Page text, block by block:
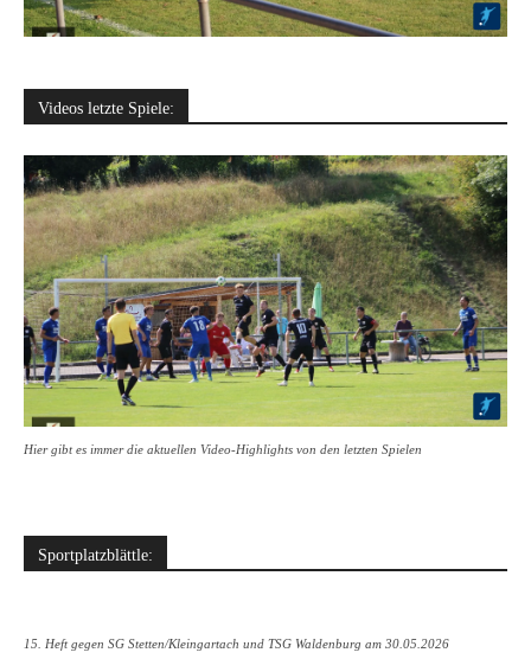
Videos letzte Spiele:
Hier gibt es immer die aktuellen Video-Highlights von den letzten Spielen
Sportplatzblättle:
15. Heft gegen SG Stetten/Kleingartach und TSG Waldenburg am 30.05.2026